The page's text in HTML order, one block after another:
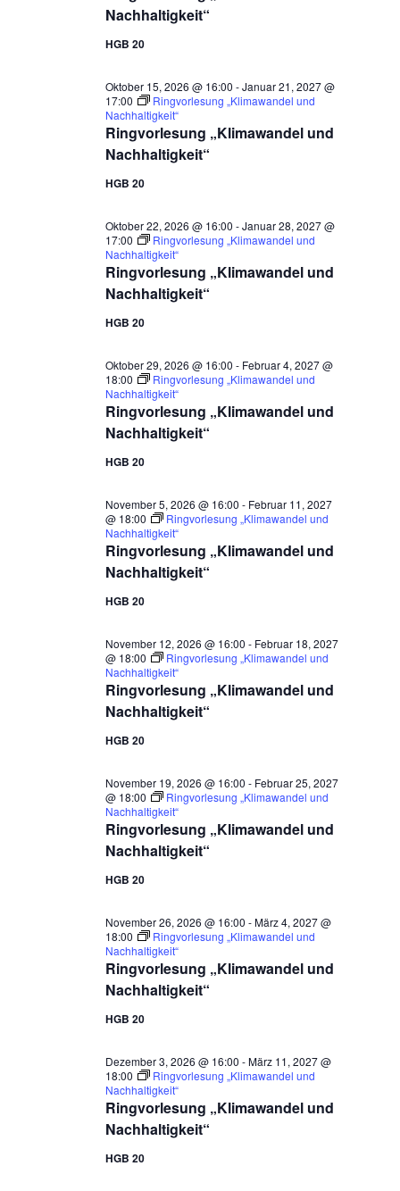
Nachhaltigkeit“
HGB 20
Ringvorlesung „Klimawandel und
Nachhaltigkeit“
Oktober 15, 2026 @ 16:00 -Januar 21, 2027 @
17:00
Ringvorlesung „Klimawandel und
Nachhaltigkeit“
HGB 20
Ringvorlesung „Klimawandel und
Nachhaltigkeit“
Oktober 22, 2026 @ 16:00 -Januar 28, 2027 @
17:00
Ringvorlesung „Klimawandel und
Nachhaltigkeit“
HGB 20
Ringvorlesung „Klimawandel und
Nachhaltigkeit“
Oktober 29, 2026 @ 16:00 - Februar 4, 2027 @
18:00
Ringvorlesung „Klimawandel und
Nachhaltigkeit“
HGB 20
Ringvorlesung „Klimawandel und
Nachhaltigkeit“
November 5, 2026 @ 16:00 - Februar 11, 2027
@ 18:00
Ringvorlesung „Klimawandel und
Nachhaltigkeit“
HGB 20
Ringvorlesung „Klimawandel und
Nachhaltigkeit“
November 12, 2026 @ 16:00 - Februar 18, 2027
@ 18:00
Ringvorlesung „Klimawandel und
Nachhaltigkeit“
HGB 20
Ringvorlesung „Klimawandel und
Nachhaltigkeit“
November 19, 2026 @ 16:00 - Februar 25, 2027
@ 18:00
Ringvorlesung „Klimawandel und
Nachhaltigkeit“
HGB 20
Ringvorlesung „Klimawandel und
Nachhaltigkeit“
November 26, 2026 @ 16:00 -März 4, 2027 @
18:00
Ringvorlesung „Klimawandel und
Nachhaltigkeit“
HGB 20
Ringvorlesung „Klimawandel und
Nachhaltigkeit“
Dezember 3, 2026 @ 16:00 -März 11, 2027 @
18:00
Ringvorlesung „Klimawandel und
Nachhaltigkeit“
HGB 20